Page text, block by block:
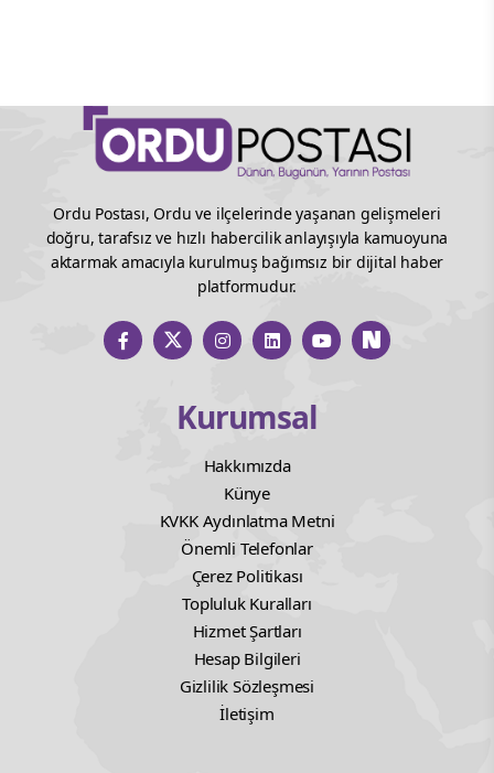
Ordu Postası, Ordu ve ilçelerinde yaşanan gelişmeleri
doğru, tarafsız ve hızlı habercilik anlayışıyla kamuoyuna
aktarmak amacıyla kurulmuş bağımsız bir dijital haber
platformudur.
Kurumsal
Hakkımızda
Künye
KVKK Aydınlatma Metni
Önemli Telefonlar
Çerez Politikası
Topluluk Kuralları
Hizmet Şartları
Hesap Bilgileri
Gizlilik Sözleşmesi
İletişim